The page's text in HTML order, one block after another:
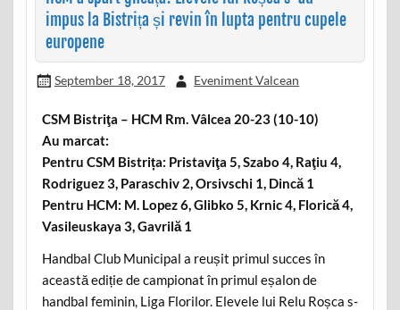
impus la Bistrița și revin în lupta pentru cupele
europene
September 18, 2017 Eveniment Valcean
CSM Bistriţa – HCM Rm. Vâlcea 20-23 (10-10)
Au marcat:
Pentru CSM Bistrița: Pristaviţa 5, Szabo 4, Raţiu 4,
Rodriguez 3, Paraschiv 2, Orsivschi 1, Dincă 1
Pentru HCM: M. Lopez 6, Glibko 5, Krnic 4, Florică 4,
Vasileuskaya 3, Gavrilă 1
Handbal Club Municipal a reușit primul succes în
această ediție de campionat în primul eșalon de
handbal feminin, Liga Florilor. Elevele lui Relu Roșca s-